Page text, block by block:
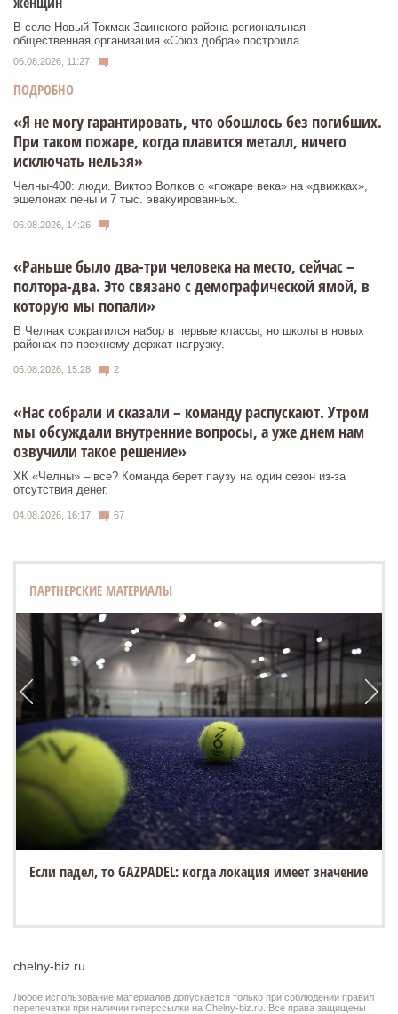
В селе Новый Токмак Заинского района региональная
общественная организация «Союз добра» построила ...
06.08.2026, 11:27
ПОДРОБНО
«Я не могу гарантировать, что обошлось без погибших.
При таком пожаре, когда плавится металл, ничего
исключать нельзя»
Челны-400: люди. Виктор Волков о «пожаре века» на «движках»,
эшелонах пены и 7 тыс. эвакуированных.
06.08.2026, 14:26
«Раньше было два-три человека на место, сейчас –
полтора-два. Это связано с демографической ямой, в
которую мы попали»
В Челнах сократился набор в первые классы, но школы в новых
районах по-прежнему держат нагрузку.
05.08.2026, 15:28 2
«Нас собрали и сказали – команду распускают. Утром
мы обсуждали внутренние вопросы, а уже днем нам
озвучили такое решение»
ХК «Челны» – все? Команда берет паузу на один сезон из-за
отсутствия денег.
04.08.2026, 16:17 67
ПАРТНЕРСКИЕ МАТЕРИАЛЫ
Если падел, то GAZPADEL: когда локация имеет значение
chelny-biz.ru
Любое использование материалов допускается только при соблюдении правил
перепечатки при наличии гиперссылки на Chelny-biz.ru. Все права защищены